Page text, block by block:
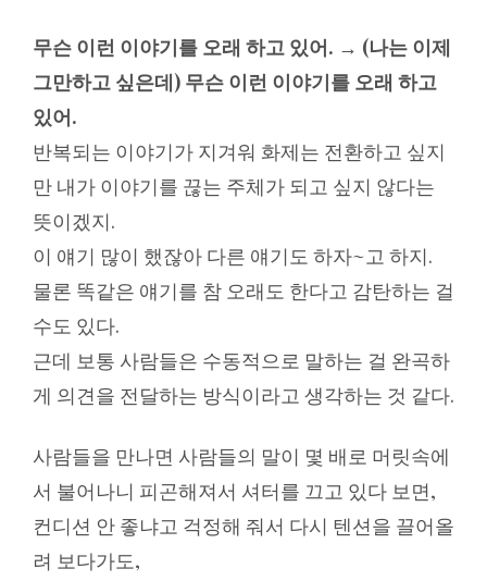
무슨 이런 이야기를 오래 하고 있어. → (나는 이제
그만하고 싶은데) 무슨 이런 이야기를 오래 하고
있어.
반복되는 이야기가 지겨워 화제는 전환하고 싶지
만 내가 이야기를 끊는 주체가 되고 싶지 않다는
뜻이겠지.
이 얘기 많이 했잖아 다른 얘기도 하자~고 하지.
물론 똑같은 얘기를 참 오래도 한다고 감탄하는 걸
수도 있다.
근데 보통 사람들은 수동적으로 말하는 걸 완곡하
게 의견을 전달하는 방식이라고 생각하는 것 같다.
사람들을 만나면 사람들의 말이 몇 배로 머릿속에
서 불어나니 피곤해져서 셔터를 끄고 있다 보면,
컨디션 안 좋냐고 걱정해 줘서 다시 텐션을 끌어올
려 보다가도,